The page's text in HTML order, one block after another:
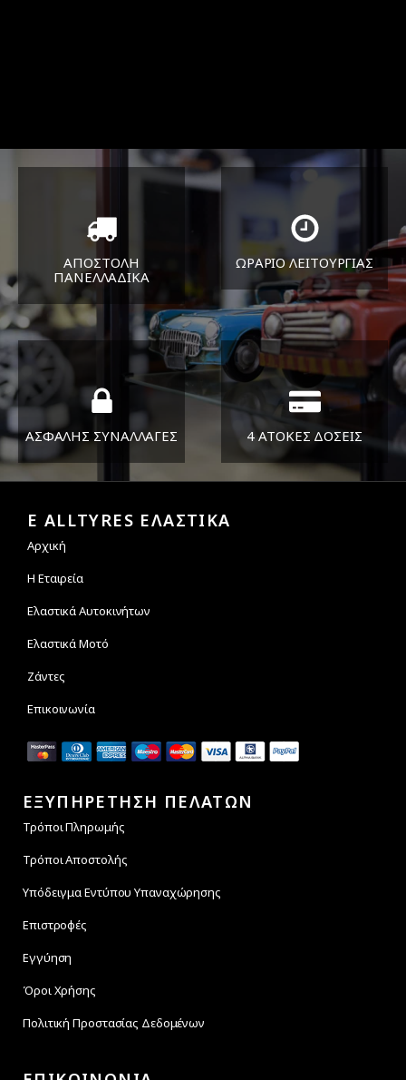
ΑΠΟΣΤΟΛΗ
ΠΑΝΕΛΛΑΔΙΚA
Όπου και αν είστε θα σας
στείλουμε τα ελαστικά σας
ΩΡΑΡΙΟ ΛΕΙΤΟΥΡΓΙΑΣ
ΔΕΥ-ΠΑΡ 8:30-17:30
ΣΑΒ 8:30-13:30
ΑΣΦΑΛΗΣ ΣΥΝΑΛΛΑΓΕΣ 4 ΑΤΟΚΕΣ ΔΟΣΕΙΣ
E ALLTYRES ΕΛΑΣΤΙΚΑ
Αρχική
Η Εταιρεία
Ελαστικά Αυτοκινήτων
Ελαστικά Μοτό
Ζάντες
Επικοινωνία
ΕΞΥΠΗΡΕΤΗΣΗ ΠΕΛΑΤΩΝ
Τρόποι Πληρωμής
Τρόποι Αποστολής
Υπόδειγμα Εντύπου Υπαναχώρησης
Επιστροφές
Εγγύηση
Όροι Χρήσης
Πολιτική Προστασίας Δεδομένων